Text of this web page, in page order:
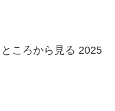
ころから見る 2025